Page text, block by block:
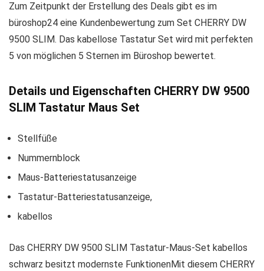
Zum Zeitpunkt der Erstellung des Deals gibt es im
büroshop24 eine Kundenbewertung zum Set CHERRY DW
9500 SLIM. Das kabellose Tastatur Set wird mit perfekten
5 von möglichen 5 Sternen im Büroshop bewertet.
Details und Eigenschaften CHERRY DW 9500
SLIM Tastatur Maus Set
Stellfüße
Nummernblock
Maus-Batteriestatusanzeige
Tastatur-Batteriestatusanzeige,
kabellos
Das CHERRY DW 9500 SLIM Tastatur-Maus-Set kabellos
schwarz besitzt modernste FunktionenMit diesem CHERRY